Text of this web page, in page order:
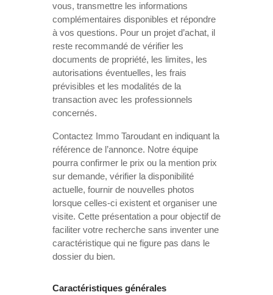
vous, transmettre les informations
complémentaires disponibles et répondre
à vos questions. Pour un projet d’achat, il
reste recommandé de vérifier les
documents de propriété, les limites, les
autorisations éventuelles, les frais
prévisibles et les modalités de la
transaction avec les professionnels
concernés.
Contactez Immo Taroudant en indiquant la
référence de l’annonce. Notre équipe
pourra confirmer le prix ou la mention prix
sur demande, vérifier la disponibilité
actuelle, fournir de nouvelles photos
lorsque celles-ci existent et organiser une
visite. Cette présentation a pour objectif de
faciliter votre recherche sans inventer une
caractéristique qui ne figure pas dans le
dossier du bien.
Caractéristiques générales